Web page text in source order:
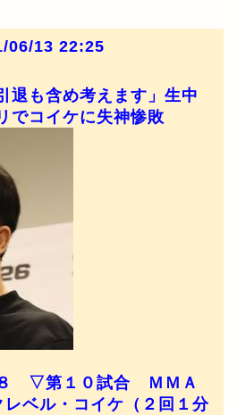
06/13 22:25
退も含め考えます」生中
でコイケに失神惨敗
▽第１０試合 ＭＭＡ
ベル・コイケ（２回１分